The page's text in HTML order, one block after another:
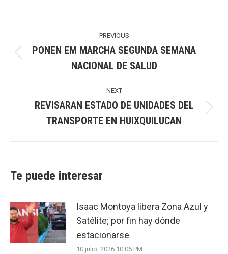
PREVIOUS
post:
PONEN EM MARCHA SEGUNDA SEMANA
NACIONAL DE SALUD
NEXT
post:
REVISARAN ESTADO DE UNIDADES DEL
TRANSPORTE EN HUIXQUILUCAN
Te puede interesar
Isaac Montoya libera Zona Azul y
Satélite; por fin hay dónde
estacionarse
10 julio, 2026 10:05 PM